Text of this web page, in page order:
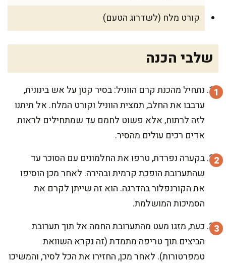
קורט מלח (לשדרוג הטעם)
שלבי הכנה
נתחיל מהכנת קרם הווניל: בסיר קטן על אש בינונית,
ערבבו את החלב, תמצית הווניל וקורט המלח. אל תיתנו
לזה לרתוח, אלא פשוט לחמם עד שמתחילים לראות
אדים רכים עולים מהסיר.
בקערה נפרדת, טרפו את החלמונים עם הסוכר עד
שהתערובת הופכת קרמית ובהירה. לאחר מכן הוסיפו
את הקורנפלור בהדרגה. הוא זה שייתן לקרם את
הסמיכות המושלמת.
כעת, מזגו מעט מהתערובת החמה אל תוך תערובת
הביצים תוך טריפה מתמדת (זה נקרא השוואת
טמפרטורות). לאחר מכן, החזירו את הכל לסיר, והמשיכו